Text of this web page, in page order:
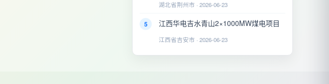
湖北省荆州市 · 2026-06-23
5 江西华电吉水青山2×1000MW煤电项目
江西省吉安市 · 2026-06-23